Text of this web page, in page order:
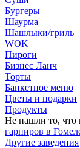
Бургеры
Шаурма
Шашлыки/гриль
WOK
Пироги
Бизнес Ланч
Торты
Банкетное меню
Цветы и подарки
Продукты
Не нашли то, что
гарниров в
Другие заведения